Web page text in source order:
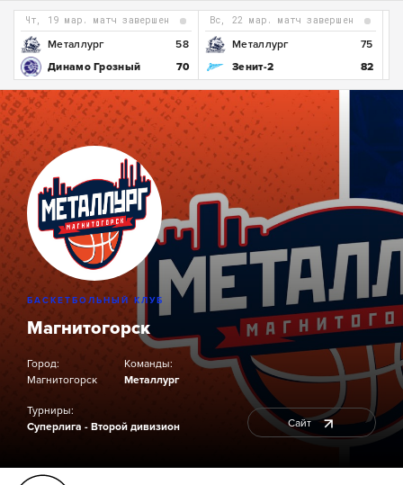
чт, 19 мар. матч завершен
Металлург
58
Динамо Грозный
70
вс, 22 мар. матч завершен
Металлург
75
Зенит-2
82
БАСКЕТБОЛЬНЫЙ КЛУБ
Магнитогорск
Город:
Магнитогорск
Команды:
Металлург
Турниры:
Суперлига - Второй дивизион
Сайт